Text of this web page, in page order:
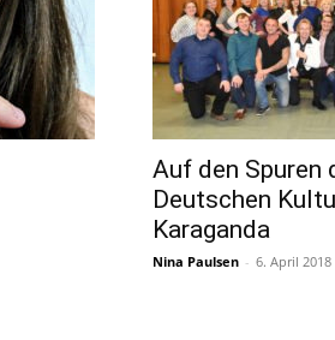
Auf den Spuren
Deutschen
Karaganda
Nina Paulsen - 6. April 2018